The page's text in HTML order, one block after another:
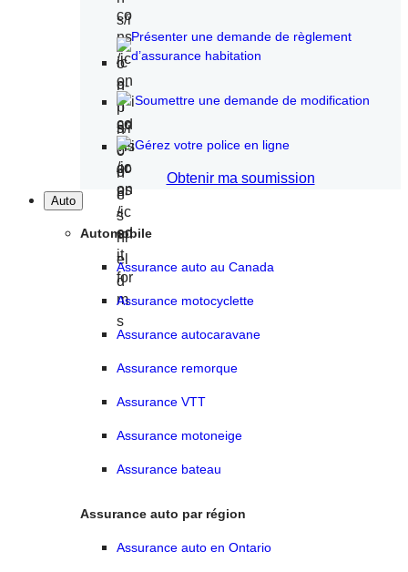
Présenter une demande de règlement
d’assurance habitation
Soumettre une demande de modification
Gérez votre police en ligne
Obtenir ma soumission
Auto
Automobile
Assurance auto au Canada
Assurance motocyclette
Assurance autocaravane
Assurance remorque
Assurance VTT
Assurance motoneige
Assurance bateau
Assurance auto par région
Assurance auto en Ontario